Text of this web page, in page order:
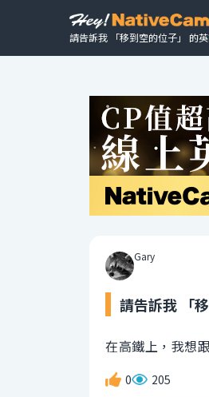
請告訴我 「移到空的位子」 的英
Gary
請告訴我 「
在高鐵上，我想
0 205